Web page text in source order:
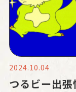
2024.10.04
つるビー出